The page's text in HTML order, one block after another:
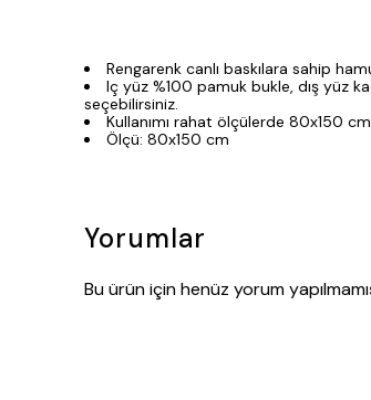
Rengarenk canlı baskılara sahip
Iç yüz %100 pamuk bukle, dış yüz
seçebilirsiniz.
Kullanımı rahat ölçülerde 80x150
Ölçü: 80x150 cm
Yorumlar
Bu ürün için henüz yorum